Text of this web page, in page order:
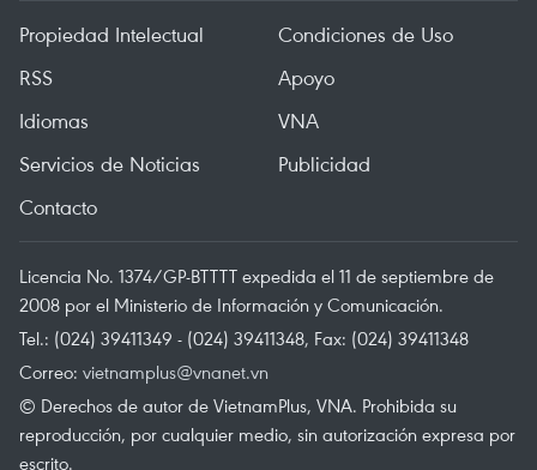
Propiedad Intelectual
Condiciones de Uso
RSS
Apoyo
Idiomas
VNA
Servicios de Noticias
Publicidad
Contacto
Licencia No. 1374/GP-BTTTT expedida el 11 de septiembre de
2008 por el Ministerio de Información y Comunicación.
Tel.: (024) 39411349 - (024) 39411348, Fax: (024) 39411348
Correo: vietnamplus@vnanet.vn
© Derechos de autor de VietnamPlus, VNA. Prohibida su
reproducción, por cualquier medio, sin autorización expresa por
escrito.